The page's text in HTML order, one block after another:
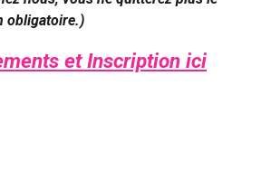
obligatoire.)
et Inscription ici